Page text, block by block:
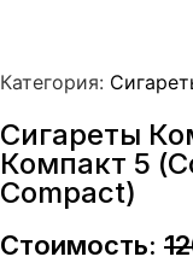
Категория:
Сигареты
Компакт 5
Compact)
Стоимость: